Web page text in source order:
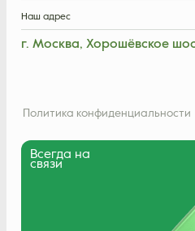
Политика конфиденциальности
Наш адрес
г. Москва, Хорошёвское
Всегда на
связи